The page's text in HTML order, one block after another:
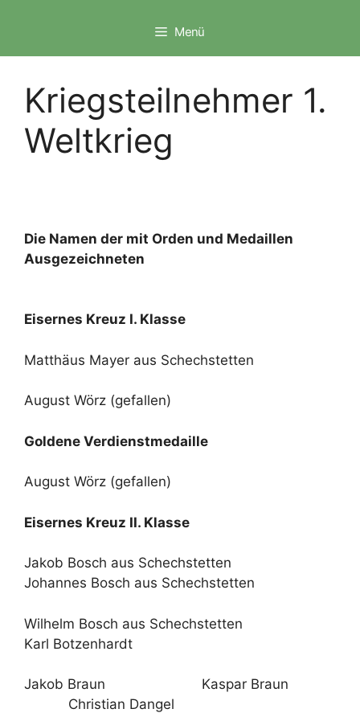
Menü
Kriegsteilnehmer 1.
Weltkrieg
Die Namen der mit Orden und Medaillen
Ausgezeichneten
Eisernes Kreuz I. Klasse
Matthäus Mayer aus Schechstetten
August Wörz (gefallen)
Goldene Verdienstmedaille
August Wörz (gefallen)
Eisernes Kreuz II. Klasse
Jakob Bosch aus Schechstetten
Johannes Bosch aus Schechstetten
Wilhelm Bosch aus Schechstetten
Karl Botzenhardt
Jakob Braun Kaspar Braun
Christian Dangel